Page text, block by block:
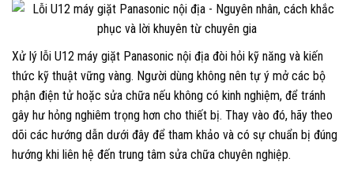
Xử lý lỗi U12 máy giặt Panasonic nội địa đòi hỏi kỹ năng và kiến
thức kỹ thuật vững vàng. Người dùng không nên tự ý mở các bộ
phận điện tử hoặc sửa chữa nếu không có kinh nghiệm, để tránh
gây hư hỏng nghiêm trọng hơn cho thiết bị. Thay vào đó, hãy theo
dõi các hướng dẫn dưới đây để tham khảo và có sự chuẩn bị đúng
hướng khi liên hệ đến trung tâm sửa chữa chuyên nghiệp.